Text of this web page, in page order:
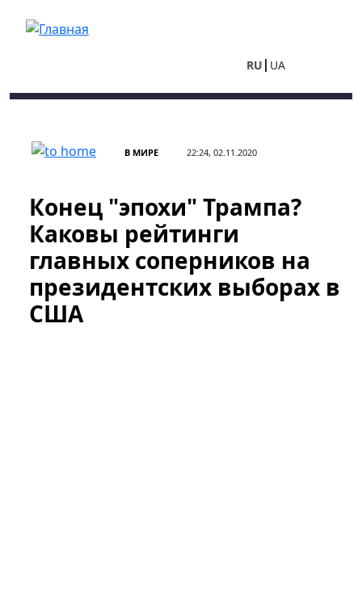
RU UA
В МИРЕ 22:24, 02.11.2020
Конец "эпохи" Трампа?
Каковы рейтинги
главных соперников на
президентских выборах в
США